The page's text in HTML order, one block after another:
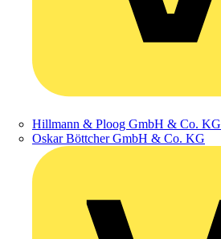
Hillmann & Ploog GmbH & Co. KG
Oskar Böttcher GmbH & Co. KG